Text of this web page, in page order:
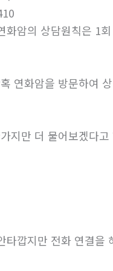
화암의 상담원칙은 1
연화암을 방문하여
지만 더 물어보겠다
타깝지만 전화 연결을